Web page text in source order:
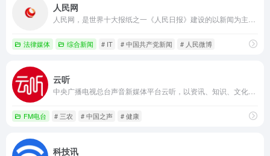
人民网
法律媒体 综合新闻 # IT # 中国共产党新闻 # 人民微博
云听
FM电台 # 三农 # 中国之声 # 健康
科技讯